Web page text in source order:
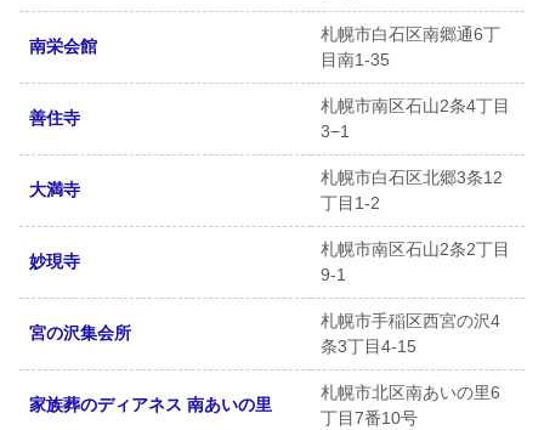
南栄会館
札幌市白石区南郷通6丁
目南1-35
善住寺
札幌市南区石山2条4丁目
3−1
大満寺
札幌市白石区北郷3条12
丁目1-2
妙現寺
札幌市南区石山2条2丁目
9-1
宮の沢集会所
札幌市手稲区西宮の沢4
条3丁目4-15
家族葬のディアネス 南あいの里
札幌市北区南あいの里6
丁目7番10号